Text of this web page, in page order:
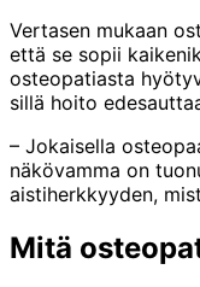
Vertasen mukaan
että se sopii
osteopatiasta
sillä hoito
– Jokaisella
näkövamma on
aistiherkkyyden,
Mitä